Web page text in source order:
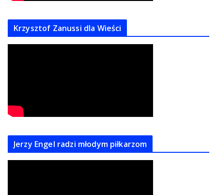
Krzysztof Zanussi dla Wieści
Jerzy Engel radzi młodym piłkarzom